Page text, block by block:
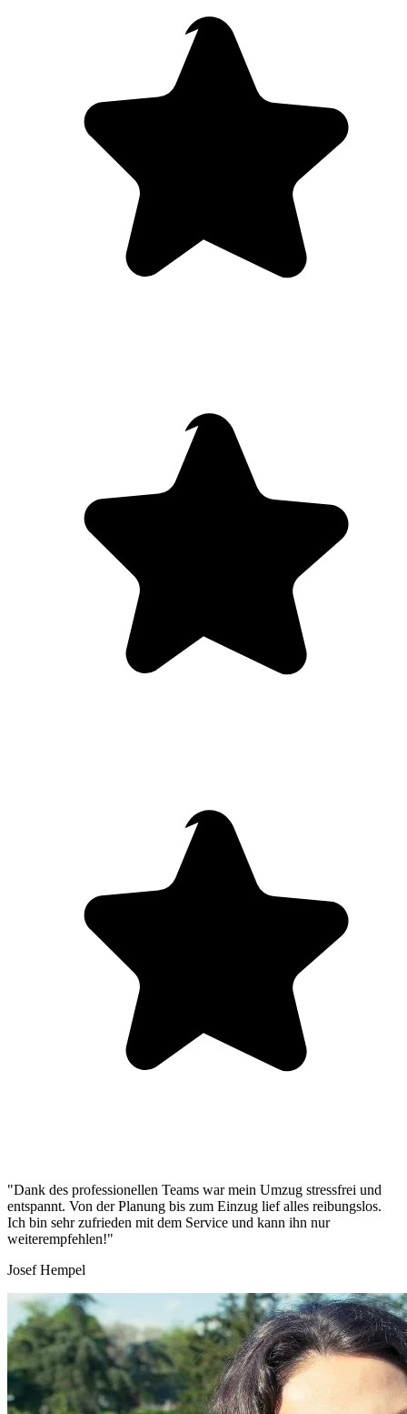
"Dank des professionellen Teams war mein Umzug stressfrei und
entspannt. Von der Planung bis zum Einzug lief alles reibungslos.
Ich bin sehr zufrieden mit dem Service und kann ihn nur
weiterempfehlen!"
Josef Hempel